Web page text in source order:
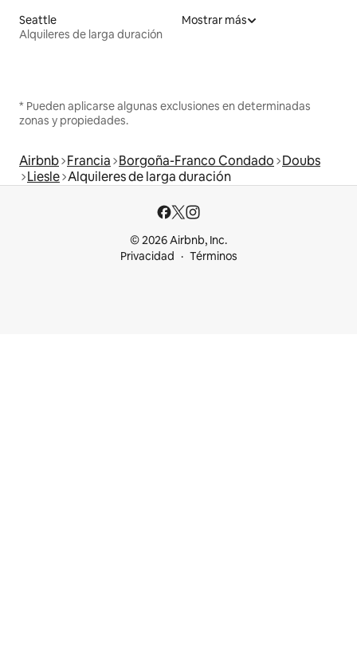
Seattle
Alquileres de larga duración
Mostrar más
* Pueden aplicarse algunas exclusiones en determinadas
zonas y propiedades.
Airbnb Francia Borgoña-Franco Condado Doubs
Liesle Alquileres de larga duración
© 2026 Airbnb, Inc.
Privacidad
Términos